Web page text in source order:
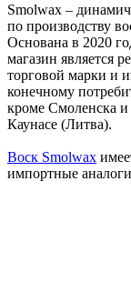
Smolwax –
по производству
Основана в 2020
магазин является
торговой марки и
конечному
кроме Смоленска и
Каунасе (Литва).
Воск Smolwax
импортные